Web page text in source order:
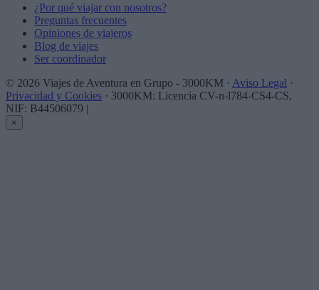
¿Por qué viajar con nosotros?
Preguntas frecuentes
Opiniones de viajeros
Blog de viajes
Ser coordinador
© 2026 Viajes de Aventura en Grupo - 3000KM · Aviso Legal ·
Privacidad y Cookies · 3000KM: Licencia CV-n-l784-CS4-CS,
NIF: B44506079 |
×